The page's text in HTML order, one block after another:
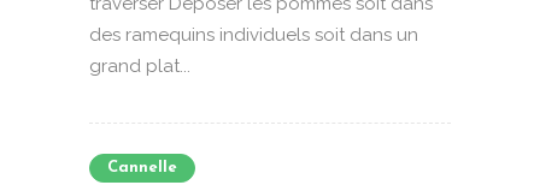
des ramequins individuels soit dans un
grand plat...
Cannelle